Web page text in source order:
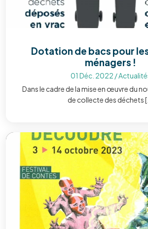
Dotation de bacs pour
ménagers !
01 Déc. 2022 /
Dans le cadre de la mise en œuvre du
de collecte des déchets